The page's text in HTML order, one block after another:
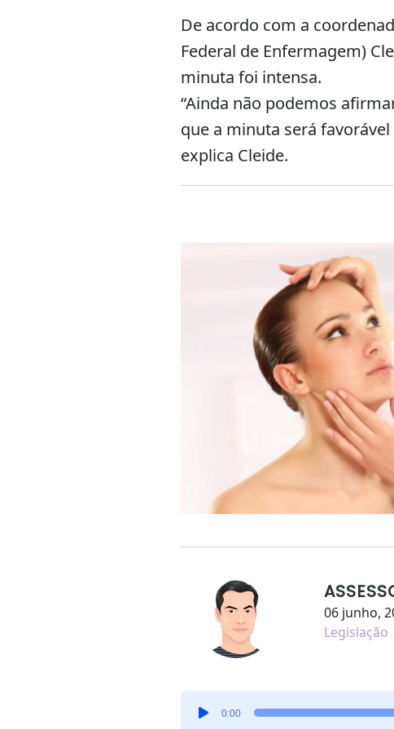
De acordo com a
Federal de Enfermagem)
minuta foi intensa.
“Ainda não podemos
que a minuta será
explica Cleide.
06 junho,
Legislação
0:00